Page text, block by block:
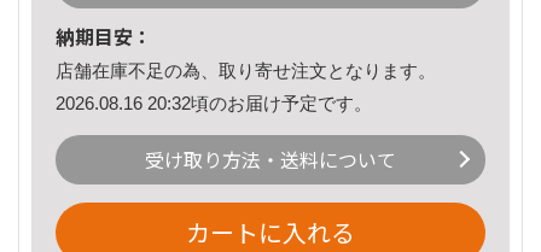
納期目安：
店舗在庫不足の為、取り寄せ注文となります。
2026.08.16 20:32頃のお届け予定です。
受け取り方法・送料について
カートに入れる